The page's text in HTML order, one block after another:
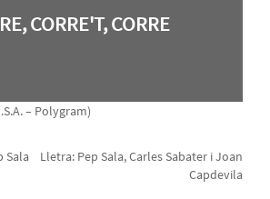
CORRE'T, CORRE
– Polygram)
Sala Lletra: Pep Sala, Carles Sabater i Joan
Capdevila